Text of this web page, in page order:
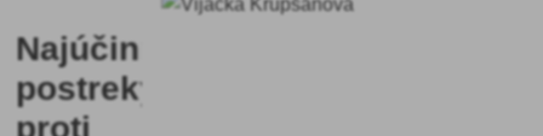
Najúčinnejšie
postreky
proti